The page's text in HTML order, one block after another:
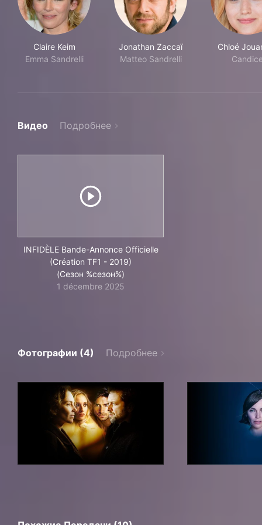
Claire Keim
Emma Sandrelli
Jonathan Zaccaï
Matteo Sandrelli
Chloé
Видео Подробнее
INFIDÈLE Bande-Annonce Officielle
(Création TF1 - 2019)
(Сезон %сезон%)
1 décembre 2025
Фотографии (4) Подробнее